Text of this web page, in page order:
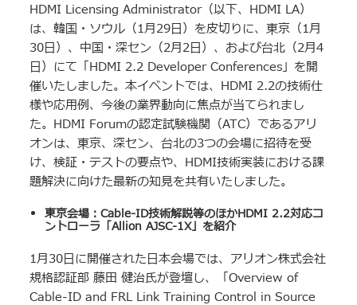
HDMI Licensing Administrator（以下、HDMI LA）
は、韓国・ソウル（1月29日）を皮切りに、東京（1月
30日）、中国・深セン（2月2日）、および台北（2月4
日）にて「HDMI 2.2 Developer Conferences」を開
催いたしました。本イベントでは、HDMI 2.2の技術仕
様や応用例、今後の業界動向に焦点が当てられまし
た。HDMI Forumの認定試験機関（ATC）であるアリ
オンは、東京、深セン、台北の3つの会場に招待を受
け、検証・テストの要点や、HDMI技術実装における課
題解決に向けた最新の知見を共有いたしました。
東京会場： Cable-ID技術解説等のほかHDMI 2.2対応コ
ントローラ「Allion AJSC-1X」を紹介
1月30日に開催された日本会場では、アリオン株式会社
規格認証部 藤田 健治氏が登壇し、「Overview of
Cable-ID and FRL Link Training Control in Source